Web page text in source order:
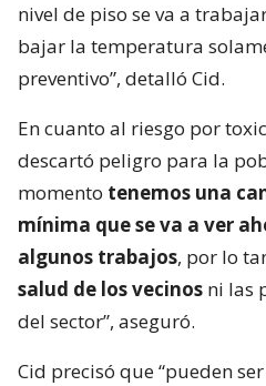
nivel de piso se va a
bajar la temperatura
preventivo”, detalló Cid.
En cuanto al riesgo por
descartó peligro para la
momento tenemos una
mínima que se va a ver
algunos trabajos, por lo
salud de los vecinos ni las
del sector”, aseguró.
Cid precisó que “pueden